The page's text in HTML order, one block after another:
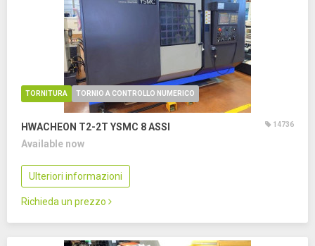
TORNITURA TORNIO A CONTROLLO NUMERICO
HWACHEON T2-2T YSMC 8 ASSI 14736
Available now
Ulteriori informazioni
Richieda un prezzo